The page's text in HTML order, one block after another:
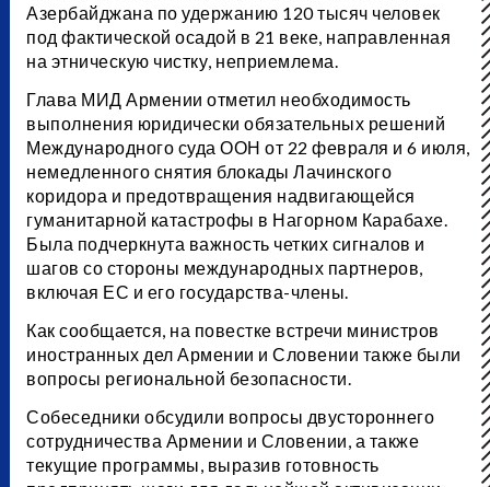
Азербайджана по удержанию 120 тысяч человек
под фактической осадой в 21 веке, направленная
на этническую чистку, неприемлема.
Глава МИД Армении отметил необходимость
выполнения юридически обязательных решений
Международного суда ООН от 22 февраля и 6 июля,
немедленного снятия блокады Лачинского
коридора и предотвращения надвигающейся
гуманитарной катастрофы в Нагорном Карабахе.
Была подчеркнута важность четких сигналов и
шагов со стороны международных партнеров,
включая ЕС и его государства-члены.
Как сообщается, на повестке встречи министров
иностранных дел Армении и Словении также были
вопросы региональной безопасности.
Собеседники обсудили вопросы двустороннего
сотрудничества Армении и Словении, а также
текущие программы, выразив готовность